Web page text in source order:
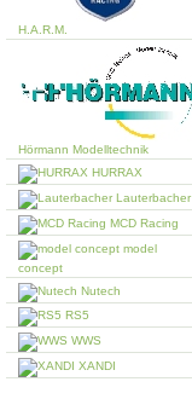
H.A.R.M.
Hörmann Modelltechnik
HURRAX
Lauterbacher
MCD Racing
model
concept
Nutech
RS5
WWS
XANDI